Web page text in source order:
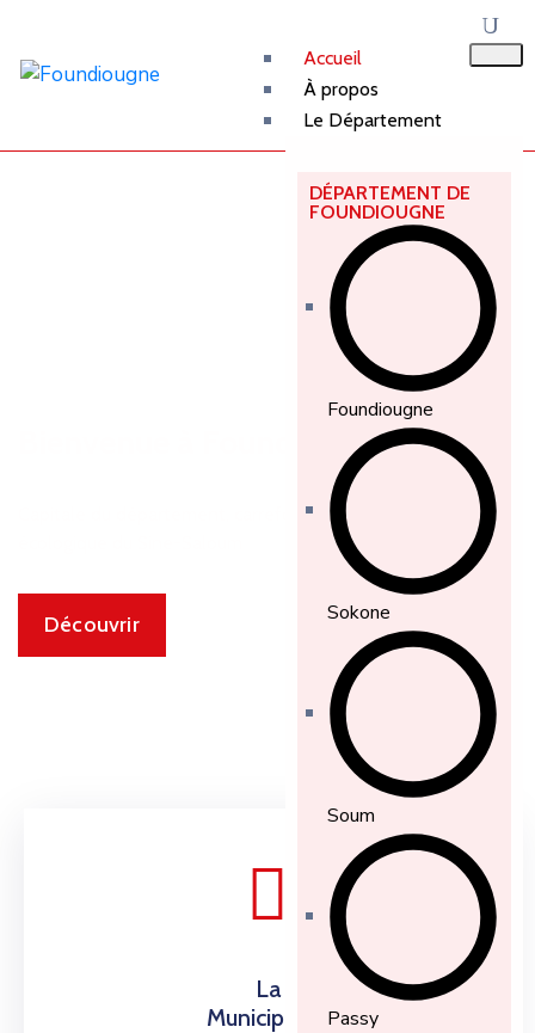
Accueil
À propos
Le Département
DÉPARTEMENT DE
FOUNDIOUGNE
Foundiougne
Sokone
Soum
Passy
Bienvenue à Foundiougne
Capitale du département, carrefour fluvial et joyau
Découvrir
La
Municipalité